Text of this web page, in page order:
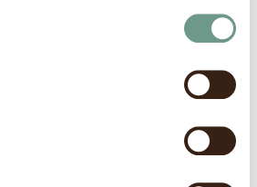
varten.
vilinään. Kabinettitila on
pienempiin tai hieman